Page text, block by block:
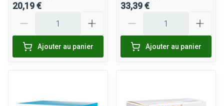
20,19 €
Ajouter au panier
33,39 €
Ajouter au panier